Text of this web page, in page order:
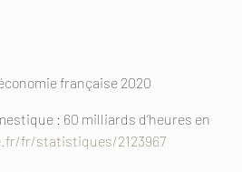
française 2020
: 60 milliards d’heures en
fr/statistiques/2123967